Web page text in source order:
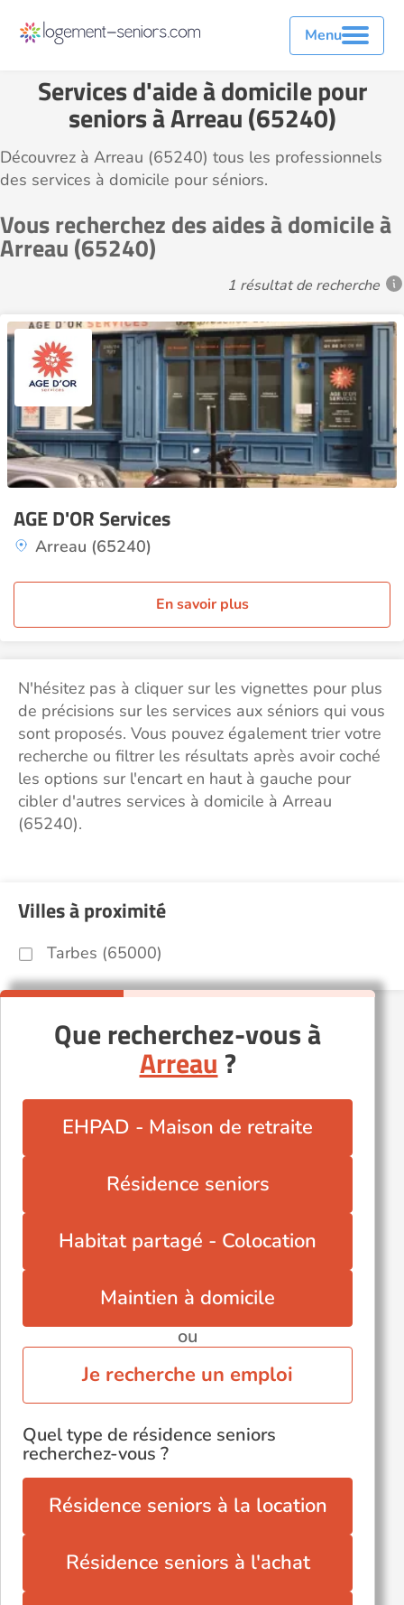
Menu
Services d'aide à domicile pour
seniors à Arreau (65240)
Découvrez à Arreau (65240) tous les professionnels
des services à domicile pour séniors.
Vous recherchez des aides à domicile à
Arreau (65240)
1 résultat de recherche
AGE D'OR Services
Arreau (65240)
En savoir plus
N'hésitez pas à cliquer sur les vignettes pour plus
de précisions sur les services aux séniors qui vous
sont proposés. Vous pouvez également trier votre
recherche ou filtrer les résultats après avoir coché
les options sur l'encart en haut à gauche pour
cibler d'autres services à domicile à Arreau
(65240).
Villes à proximité
Tarbes (65000)
Que recherchez-vous à
Arreau ?
EHPAD - Maison de retraite
Résidence seniors
Habitat partagé - Colocation
Maintien à domicile
ou
Je recherche un emploi
Quel type de résidence seniors
recherchez-vous ?
Résidence seniors à la location
Résidence seniors à l'achat